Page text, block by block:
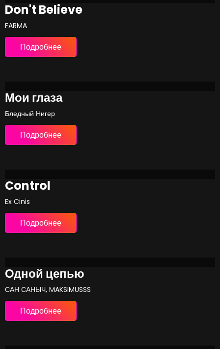
Don't Believe
FARMA
Подробнее
Мои глаза
Бледный Нигер
Подробнее
Control
Ex Cinis
Подробнее
Одной цепью
САН САНЫЧ, MAKSIMUSSS
Подробнее